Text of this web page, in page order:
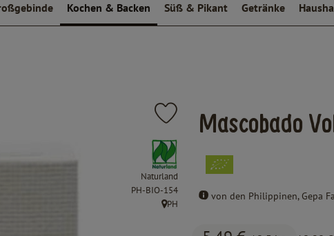
Kochen & Backen Süß & Pikant Getränke
Mascobado
von den Philippinen, Gepa
Produkt zu Favouriten hinzufügen
, Verband:
Naturland
, Kontrollstelle:
PH-BIO-154
, Herkunft:
PH